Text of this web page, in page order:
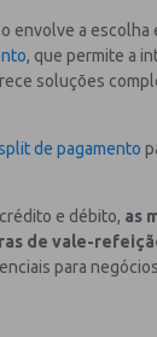
envolve a escolha
, que permite a
soluções
de pagamento
e débito, as
de vale-
para